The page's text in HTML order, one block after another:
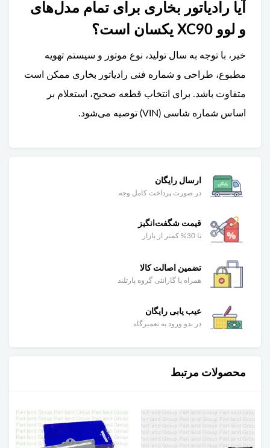
آیا رادیاتور بخاری برای تمام مدل‌های
و لوو XC90 یکسان است؟
خیر، با توجه به سال تولید، نوع موتور و سیستم تهویه
مطبوع، طراحی و شماره فنی رادیاتور بخاری ممکن است
متفاوت باشد. برای انتخاب قطعه صحیح، استعلام بر
اساس شماره شاسی (VIN) توصیه می‌شود.
ارسال رایگان
در صورت پرداخت کامل وجه
قیمت شگفت‌انگیز
تا 30% کمتر از بازار
تضمین اصالت کالا
همراه با گارانتی گروه پارتلند
عیب یابی رایگان
در بدو ورود به تعمیرگاه
محصولات مرتبط